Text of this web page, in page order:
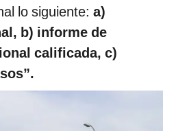
lo siguiente: a)
b) informe de
calificada, c)